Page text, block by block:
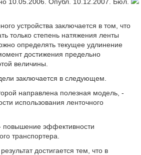
устройства заключается в том, что
только степень натяжения ленты
определять текущее удлинение
достижения предельно
величины.
заключается в следующем.
направлена полезная модель, -
использования ленточного
повышение эффективности
транспортера.
достигается тем, что в